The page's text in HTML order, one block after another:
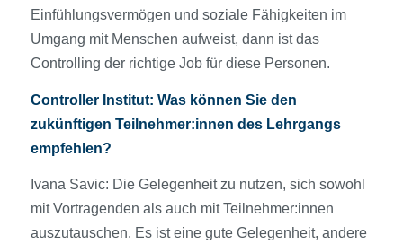
Einfühlungsvermögen und soziale Fähigkeiten im
Umgang mit Menschen aufweist, dann ist das
Controlling der richtige Job für diese Personen.
Controller Institut: Was können Sie den
zukünftigen Teilnehmer:innen des Lehrgangs
empfehlen?
Ivana Savic: Die Gelegenheit zu nutzen, sich sowohl
mit Vortragenden als auch mit Teilnehmer:innen
auszutauschen. Es ist eine gute Gelegenheit, andere